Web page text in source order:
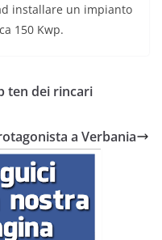
installare un impianto
150 Kwp.
ten dei rincari
a Verbania